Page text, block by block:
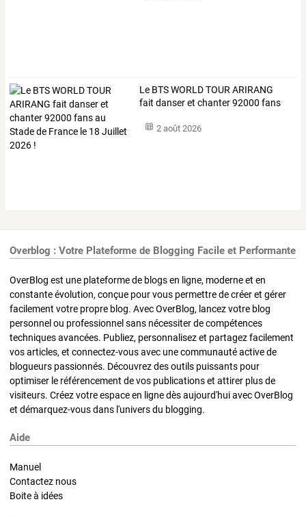
Le BTSWORLDTOURARIRANG
fait danseret chanter92000 fans
2 août 2026
Overblog : Votre Plateforme de Blogging Facile et Performante
OverBlog est une plateforme de blogs en ligne, moderne et en
constante évolution, conçue pour vous permettre de créer et gérer
facilement votre propre blog. Avec OverBlog, lancez votre blog
personnel ou professionnel sans nécessiter de compétences
techniques avancées. Publiez, personnalisez et partagez facilement
vos articles, et connectez-vous avec une communauté active de
blogueurs passionnés. Découvrez des outils puissants pour
optimiser le référencement de vos publications et attirer plus de
visiteurs. Créez votre espace en ligne dès aujourd'hui avec OverBlog
et démarquez-vous dans l'univers du blogging.
Aide
Manuel
Contactez nous
Boite à idées